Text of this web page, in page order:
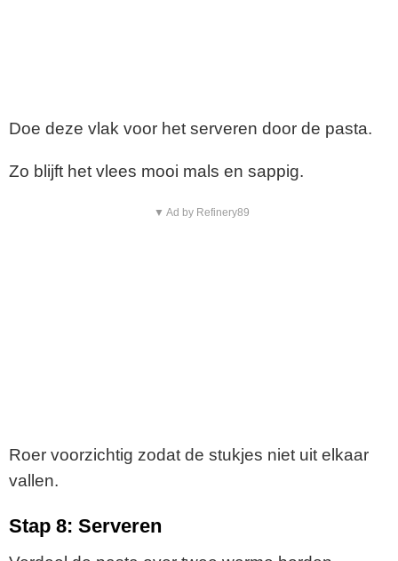
Doe deze vlak voor het serveren door de pasta.
Zo blijft het vlees mooi mals en sappig.
▼ Ad by Refinery89
Roer voorzichtig zodat de stukjes niet uit elkaar
vallen.
Stap 8: Serveren